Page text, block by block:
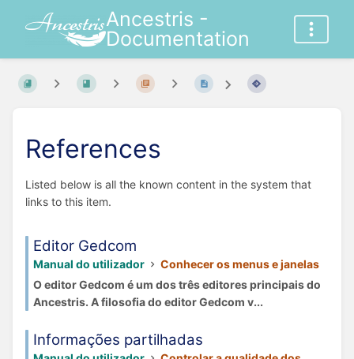
Ancestris -
Documentation
References
Listed below is all the known content in the system that
links to this item.
Editor Gedcom
Manual do utilizador
Conhecer os menus e janelas
O editor Gedcom é um dos três editores principais do
Ancestris. A filosofia do editor Gedcom v...
Informações partilhadas